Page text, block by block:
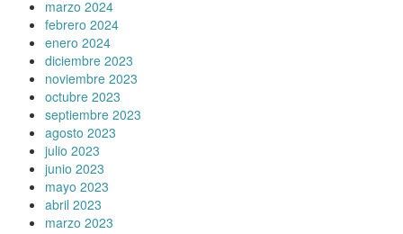
marzo 2024
febrero 2024
enero 2024
diciembre 2023
noviembre 2023
octubre 2023
septiembre 2023
agosto 2023
julio 2023
junio 2023
mayo 2023
abril 2023
marzo 2023